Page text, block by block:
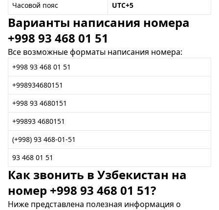
Часовой пояс
UTC+5
Варианты написания номера
+998 93 468 01 51
Все возможные форматы написания номера:
+998 93 468 01 51
+998934680151
+998 93 4680151
+99893 4680151
(+998) 93 468-01-51
93 468 01 51
Как звонить в Узбекистан на
номер +998 93 468 01 51?
Ниже представлена полезная информация о